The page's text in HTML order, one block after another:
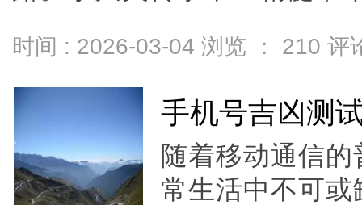
时间 : 2026-03-04 浏览 ： 210 评
手机号吉凶测
随着移动通信
常生活中不可